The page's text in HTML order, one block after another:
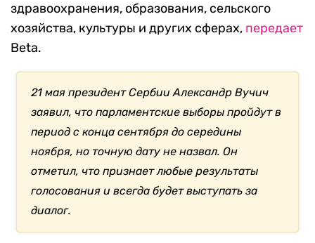
здравоохранения, образования, сельского
хозяйства, культуры и других сферах, передает
Beta.
21 мая президент Сербии Александр Вучич
заявил, что парламентские выборы пройдут в
период с конца сентября до середины
ноября, но точную дату не назвал. Он
отметил, что признает любые результаты
голосования и всегда будет выступать за
диалог.